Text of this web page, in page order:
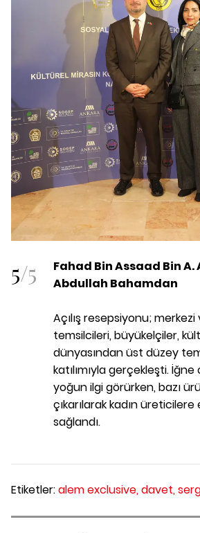
5/5
Fahad Bin Assaad Bin
Abdullah Bahamdan
Açılış resepsiyonu;
temsilcileri, büyükelçiler,
dünyasından üst düzey
katılımıyla gerçekleşti.
yoğun ilgi görürken, bazı
çıkarılarak kadın üreticilere
sağlandı.
Etiketler:alem exclusive,davet,